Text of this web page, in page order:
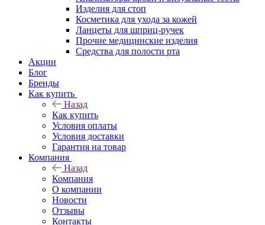
Изделия для стоп
Косметика для ухода за кожей
Ланцеты для шприц-ручек
Прочие медицинские изделия
Средства для полости рта
Акции
Блог
Бренды
Как купить
Назад
Как купить
Условия оплаты
Условия доставки
Гарантия на товар
Компания
Назад
Компания
О компании
Новости
Отзывы
Контакты